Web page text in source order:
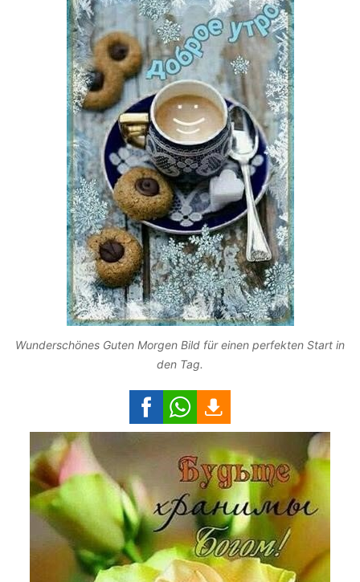
Wunderschönes Guten Morgen Bild für einen perfekten Start in
den Tag.